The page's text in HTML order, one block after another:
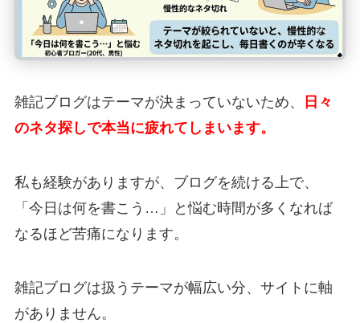
雑記ブログはテーマが決まっていないため、
日々
のネタ探しで本当に疲れてしまいます。
私も経験がありますが、ブログを続ける上で、
「今日は何を書こう…」と悩む時間が多くなれば
なるほど苦痛になります。
雑記ブログは扱うテーマが幅広い分、サイトに軸
がありません。